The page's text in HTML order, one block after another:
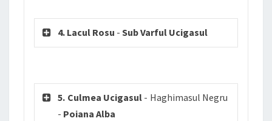
4. Lacul Rosu -Sub Varful Ucigasul
5. Culmea Ucigasul - Haghimasul Negru
- Poiana Alba